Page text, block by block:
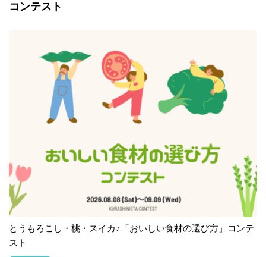
コンテスト
とうもろこし・桃・スイカ♪「おいしい食材の選び方」コンテ
スト